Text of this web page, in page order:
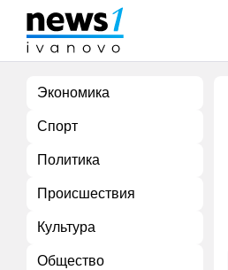
Экономика
Спорт
Политика
Происшествия
Культура
Общество